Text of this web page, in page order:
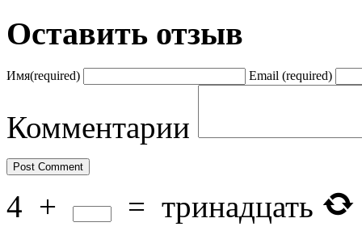
Оставить отзыв
Имя(required) Email (required)
Комментарии
4 + = тринадцать